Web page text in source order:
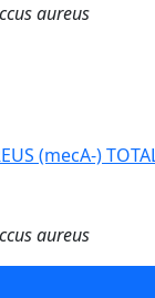
aureus
(mecA-)
aureus